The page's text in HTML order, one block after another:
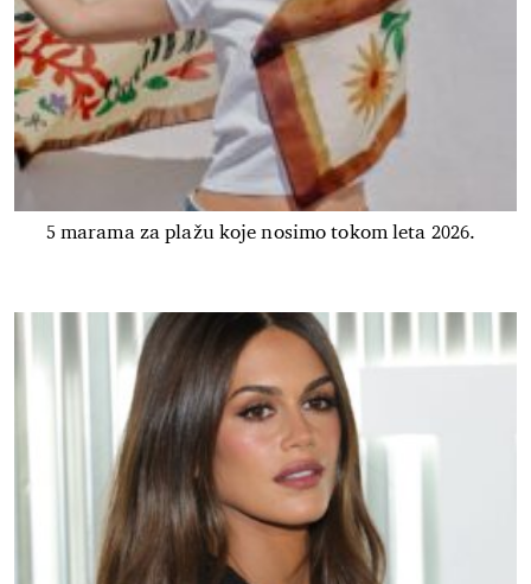
5 marama za plažu koje nosimo tokom leta 2026.